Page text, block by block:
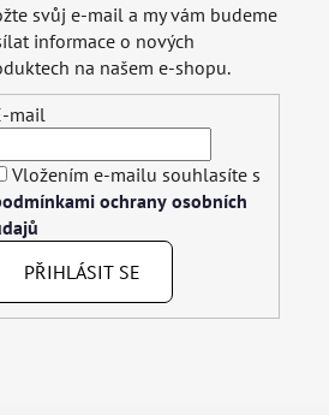
svůj e-mail a my vám budeme
informace o nových
na našem e-shopu.
mail
Vložením e-mailu souhlasíte s
ochrany osobních
PŘIHLÁSIT SE